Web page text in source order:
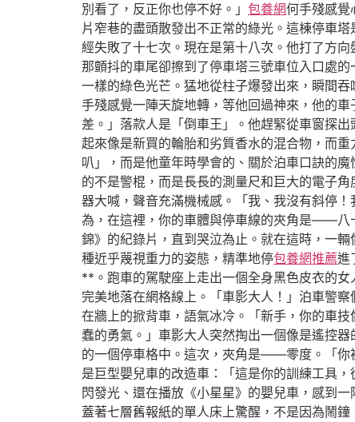
別看了，反正你也停不好。」 包養網何手殘感覺
片窄巷的盡頭散發出不正常的綠光。這棟停車
經失敗了十七次。現在是第十八次。他打了方
那顫抖的車尾卻擦到了停車塔三號車位入口處
一樣的綠色光芒。猛地從柱子爆發出來，瞬間
手殘感覺一陣天旋地轉，等他回過神來，他的
差。」落款人是「倒車王」。他趕緊從車窗探
起來像是新買的輪胎和劣質香水的混合物，而
叭」，而是他童年時學會的、關於泊車口訣的
的不是警棍，而是長長的測量尺和巨大的電子
器大喊，聲音充滿機械感。「我、我沒有斜停
為，在這裡，你的車體與停車線的夾角是——八
錦》的紀錄片，直到哭泣為止。就在這時，一
種近乎蔑視重力的姿態，精準地停包養網推薦進
**。跑車的駕駛座上走出一個全身黑色皮衣的
完美地落在網格線上。「車影大人！」泊車警
在牆上的掀背車，語氣冰冷。「新手，你的車
蠢的勇氣。」車影大人突然掏出一個像是遙控
的一個停車格中。這次，夾角是——零度。「你
是巨型嬰兒車的改造車：「這是你的訓練工具
閃發光、還在播放《小星星》的嬰兒車，感到
蓋著七層舊報紙的單人床上驚醒，不是因為鬧